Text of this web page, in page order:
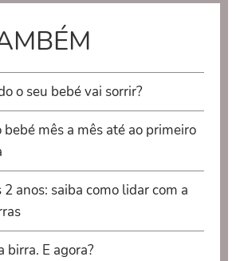
o seu bebé vai sorrir?
bebé mês a mês até ao primeiro
anos: saiba como lidar com a
birra. E agora?